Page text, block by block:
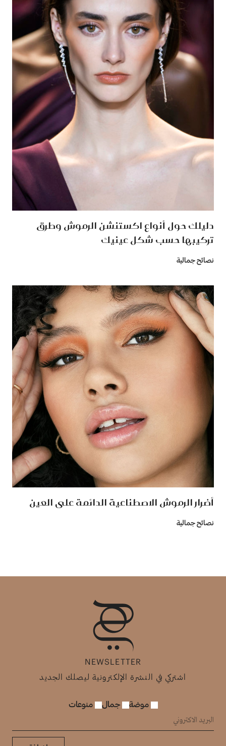
دليلك حول أنواع اكستنشن الرموش وطرق
تركيبها حسب شكل عينيك
نصائح جمالية
أضرار الرموش الاصطناعية الدائمة على العين
نصائح جمالية
NEWSLETTER
اشتركي في النشرة الإلكترونية ليصلك الجديد
موضة جمال منوعات